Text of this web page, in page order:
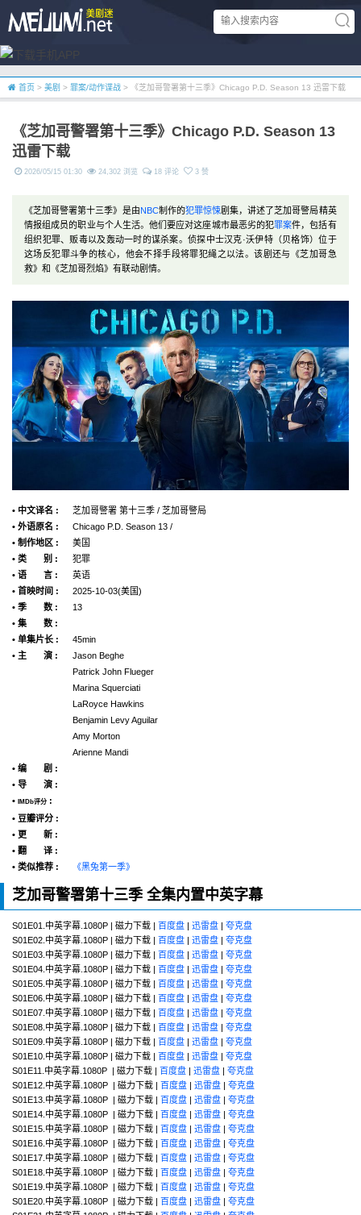
首页 > 美剧 > 罪案/动作谍战 > 《芝加哥警署第十三季》Chicago P.D. Season 13 迅雷下载
《芝加哥警署第十三季》Chicago P.D. Season 13
迅雷下载
2026/05/15 01:30 24,302 浏览 18 评论 3 赞
《芝加哥警署第十三季》是由NBC制作的犯罪惊悚剧集，讲述了芝加哥警局精英
情报组成员的职业与个人生活。他们要应对这座城市最恶劣的犯罪案件，包括有
组织犯罪、贩毒以及轰动一时的谋杀案。侦探中士汉克·沃伊特（贝格饰）位于
这场反犯罪斗争的核心，他会不择手段将罪犯绳之以法。该剧还与《芝加哥急
救》和《芝加哥烈焰》有联动剧情。
• 中文译名 :
芝加哥警署 第十三季 / 芝加哥警局
• 外语原名 :
Chicago P.D. Season 13 /
• 制作地区 :
美国
• 类 别 :
犯罪
• 语 言 :
英语
• 首映时间 :
2025-10-03(美国)
• 季 数 :
13
• 集 数 :
• 单集片长 :
45min
• 主 演 :
Jason Beghe
Patrick John Flueger
Marina Squerciati
LaRoyce Hawkins
Benjamin Levy Aguilar
Amy Morton
Arienne Mandi
• 编 剧 :
• 导 演 :
•
IMDb评分 :
• 豆瓣评分 :
• 更 新 :
• 翻 译 :
• 类似推荐 :
《黑兔第一季》
芝加哥警署第十三季 全集内置中英字幕
S01E01.中英字幕.1080P | 磁力下载 | 百度盘 | 迅雷盘 | 夸克盘
S01E02.中英字幕.1080P | 磁力下载 | 百度盘 | 迅雷盘 | 夸克盘
S01E03.中英字幕.1080P | 磁力下载 | 百度盘 | 迅雷盘 | 夸克盘
S01E04.中英字幕.1080P | 磁力下载 | 百度盘 | 迅雷盘 | 夸克盘
S01E05.中英字幕.1080P | 磁力下载 | 百度盘 | 迅雷盘 | 夸克盘
S01E06.中英字幕.1080P | 磁力下载 | 百度盘 | 迅雷盘 | 夸克盘
S01E07.中英字幕.1080P | 磁力下载 | 百度盘 | 迅雷盘 | 夸克盘
S01E08.中英字幕.1080P | 磁力下载 | 百度盘 | 迅雷盘 | 夸克盘
S01E09.中英字幕.1080P | 磁力下载 | 百度盘 | 迅雷盘 | 夸克盘
S01E10.中英字幕.1080P | 磁力下载 | 百度盘 | 迅雷盘 | 夸克盘
S01E11.中英字幕.1080P | 磁力下载 | 百度盘 | 迅雷盘 | 夸克盘
S01E12.中英字幕.1080P | 磁力下载 | 百度盘 | 迅雷盘 | 夸克盘
S01E13.中英字幕.1080P | 磁力下载 | 百度盘 | 迅雷盘 | 夸克盘
S01E14.中英字幕.1080P | 磁力下载 | 百度盘 | 迅雷盘 | 夸克盘
S01E15.中英字幕.1080P | 磁力下载 | 百度盘 | 迅雷盘 | 夸克盘
S01E16.中英字幕.1080P | 磁力下载 | 百度盘 | 迅雷盘 | 夸克盘
S01E17.中英字幕.1080P | 磁力下载 | 百度盘 | 迅雷盘 | 夸克盘
S01E18.中英字幕.1080P | 磁力下载 | 百度盘 | 迅雷盘 | 夸克盘
S01E19.中英字幕.1080P | 磁力下载 | 百度盘 | 迅雷盘 | 夸克盘
S01E20.中英字幕.1080P | 磁力下载 | 百度盘 | 迅雷盘 | 夸克盘